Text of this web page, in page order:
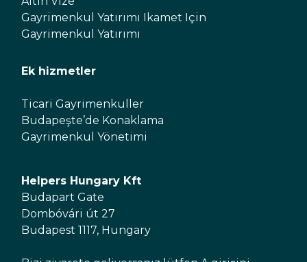
Gayrimenkul Yatırımı Ikamet Için
Gayrimenkul Yatırımı
Ek hizmetler
Ticari Gayrimenkuller
Budapeşte’de Konaklama
Gayrimenkul Yönetimi
Helpers Hungary Kft
Budapart Gate
Dombóvári út 27
Budapest 1117, Hungary